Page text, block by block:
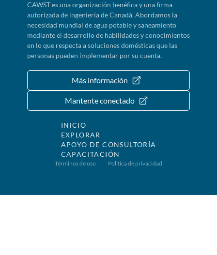
CAWST es una organización benéfica y una firma
autorizada de ingeniería de Canadá. Abordamos la
necesidad mundial de agua potable y saneamiento
mediante el desarrollo de habilidades y conocimientos
en lo que respecta a soluciones domésticas que las
personas pueden implementar por su cuenta.
Más información
Mantente conectado
INICIO
EXPLORAR
APOYO DE CONSULTORÍA
CAPACITACIÓN
Términos de uso Política de privacidad